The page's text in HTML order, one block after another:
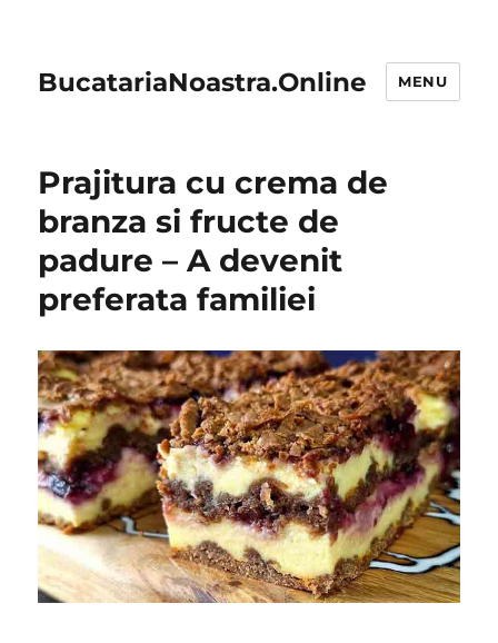
BucatariaNoastra.Online MENU
Prajitura cu crema de
branza si fructe de
padure – A devenit
preferata familiei